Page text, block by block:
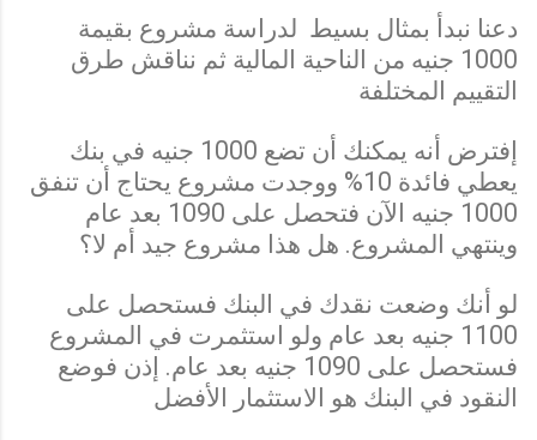
دعنا نبدأ بمثال بسيط لدراسة مشروع بقيمة
1000 جنيه من الناحية المالية ثم نناقش طرق
التقييم المختلفة
إفترض أنه يمكنك أن تضع 1000 جنيه في بنك
يعطي فائدة 10% ووجدت مشروع يحتاج أن تنفق
1000 جنيه الآن فتحصل على 1090 بعد عام
وينتهي المشروع. هل هذا مشروع جيد أم لا؟
لو أنك وضعت نقدك في البنك فستحصل على
1100 جنيه بعد عام ولو استثمرت في المشروع
فستحصل على 1090 جنيه بعد عام. إذن فوضع
النقود في البنك هو الاستثمار الأفضل